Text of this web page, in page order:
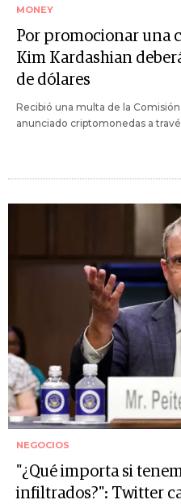
MONEY
Por promocionar una
Kim Kardashian
de dólares
Recibió una multa de la
anunciado criptomonedas a
NEGOCIOS
"¿Qué importa si
infiltrados?": Twitter